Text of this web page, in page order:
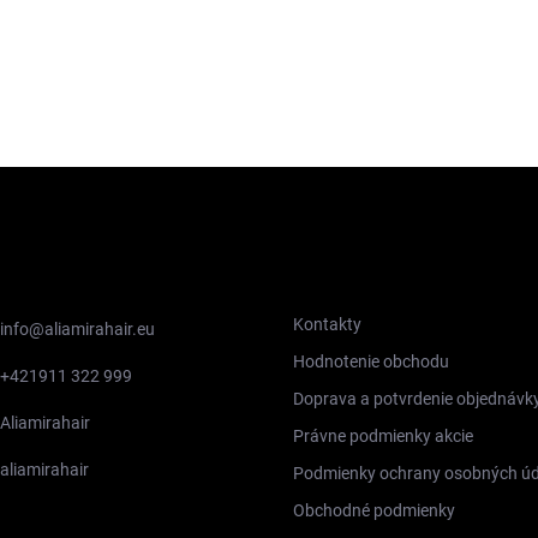
info@aliamirahair.eu
+421911 322 999
Aliamirahair
aliamirahair
Kontakty
Hodnotenie obchodu
Doprava a potvrdenie
Právne podmienky akcie
Podmienky ochrany osobných
Obchodné podmienky